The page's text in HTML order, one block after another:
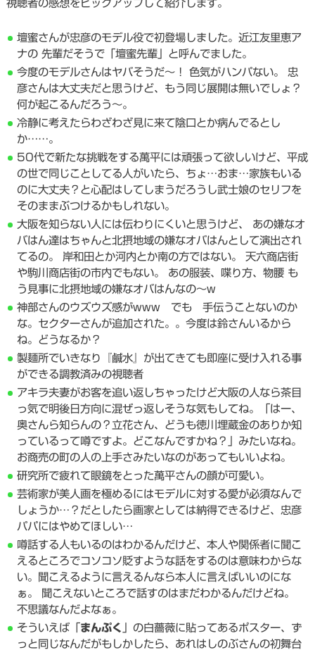
視聴者の感想をピックアップして紹介します。
壇蜜さんが忠彦のモデル役で初登場しました。近江友里恵ア
ナの 先輩だそうで「壇蜜先輩」と呼んでました。
今度のモデルさんはヤバそうだ～！ 色気がハンパない。 忠
彦さんは大丈夫だと思うけど、もう同じ展開は無いでしょ？
何が起こるんだろう～。
冷静に考えたらわざわざ見に来て陰口とか病んでるとし
か……。
50代で新たな挑戦をする萬平には頑張って欲しいけど、平成
の世で同じことしてる人がいたら、ちょ…おま…家族もいる
のに大丈夫？と心配はしてしまうだろうし武士娘のセリフを
そのままぶつけるかもしれない。
大阪を知らない人には伝わりにくいと思うけど、 あの嫌なオ
バはん達はちゃんと北摂地域の嫌なオバはんとして演出され
てるの。 岸和田とか河内とか南の方ではない。 天六商店街
や駒川商店街の市内でもない。 あの服装、喋り方、物腰 も
う見事に北摂地域の嫌なオバはんなの〜w
神部さんのウズウズ感がwww でも 手伝うことないのか
な。セクターさんが追加された。。今度は鈴さんいるから
ね。どうなるか？
製麺所でいきなり『鹹水』が出てきても即座に受け入れる事
ができる調教済みの視聴者
アキラ夫妻がお客を追い返しちゃったけど大阪の人なら茶目
っ気で明後日方向に混ぜっ返しそうな気もしてね。「はー、
奥さんら知らんの？立花さん、どうも徳川埋蔵金のありか知
っているって噂ですよ。どこなんですかね？」みたいなね。
お商売の町の人の上手さみたいなのがあってもいいよね。
研究所で疲れて眼鏡をとった萬平さんの顔が可愛い。
芸術家が美人画を極めるにはモデルに対する愛が必須なんで
しょうか…？だとしたら画家としては納得できるけど、忠彦
パパにはやめてほしい…
噂話する人もいるのはわかるんだけど、本人や関係者に聞こ
えるところでコソコソ貶すような話をするのは意味わからな
い。聞こえるように言えるんなら本人に言えばいいのにな
ぁ。 聞こえないところで話すのはまだわかるんだけどね。
不思議なんだよなぁ。
そういえば「 まんぷく
」の白薔薇に貼ってあるポスター、ず
っと同じなんだがもしかしたら、あれはしのぶさんの初舞台